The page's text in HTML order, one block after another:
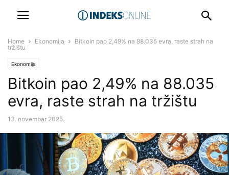
Home Ekonomija
Bitkoin pao 2,49% na 88.035 evra, raste strah na
tržištu
Ekonomija
Bitkoin pao 2,49% na 88.035
evra, raste strah na tržištu
13. novembar 2025.